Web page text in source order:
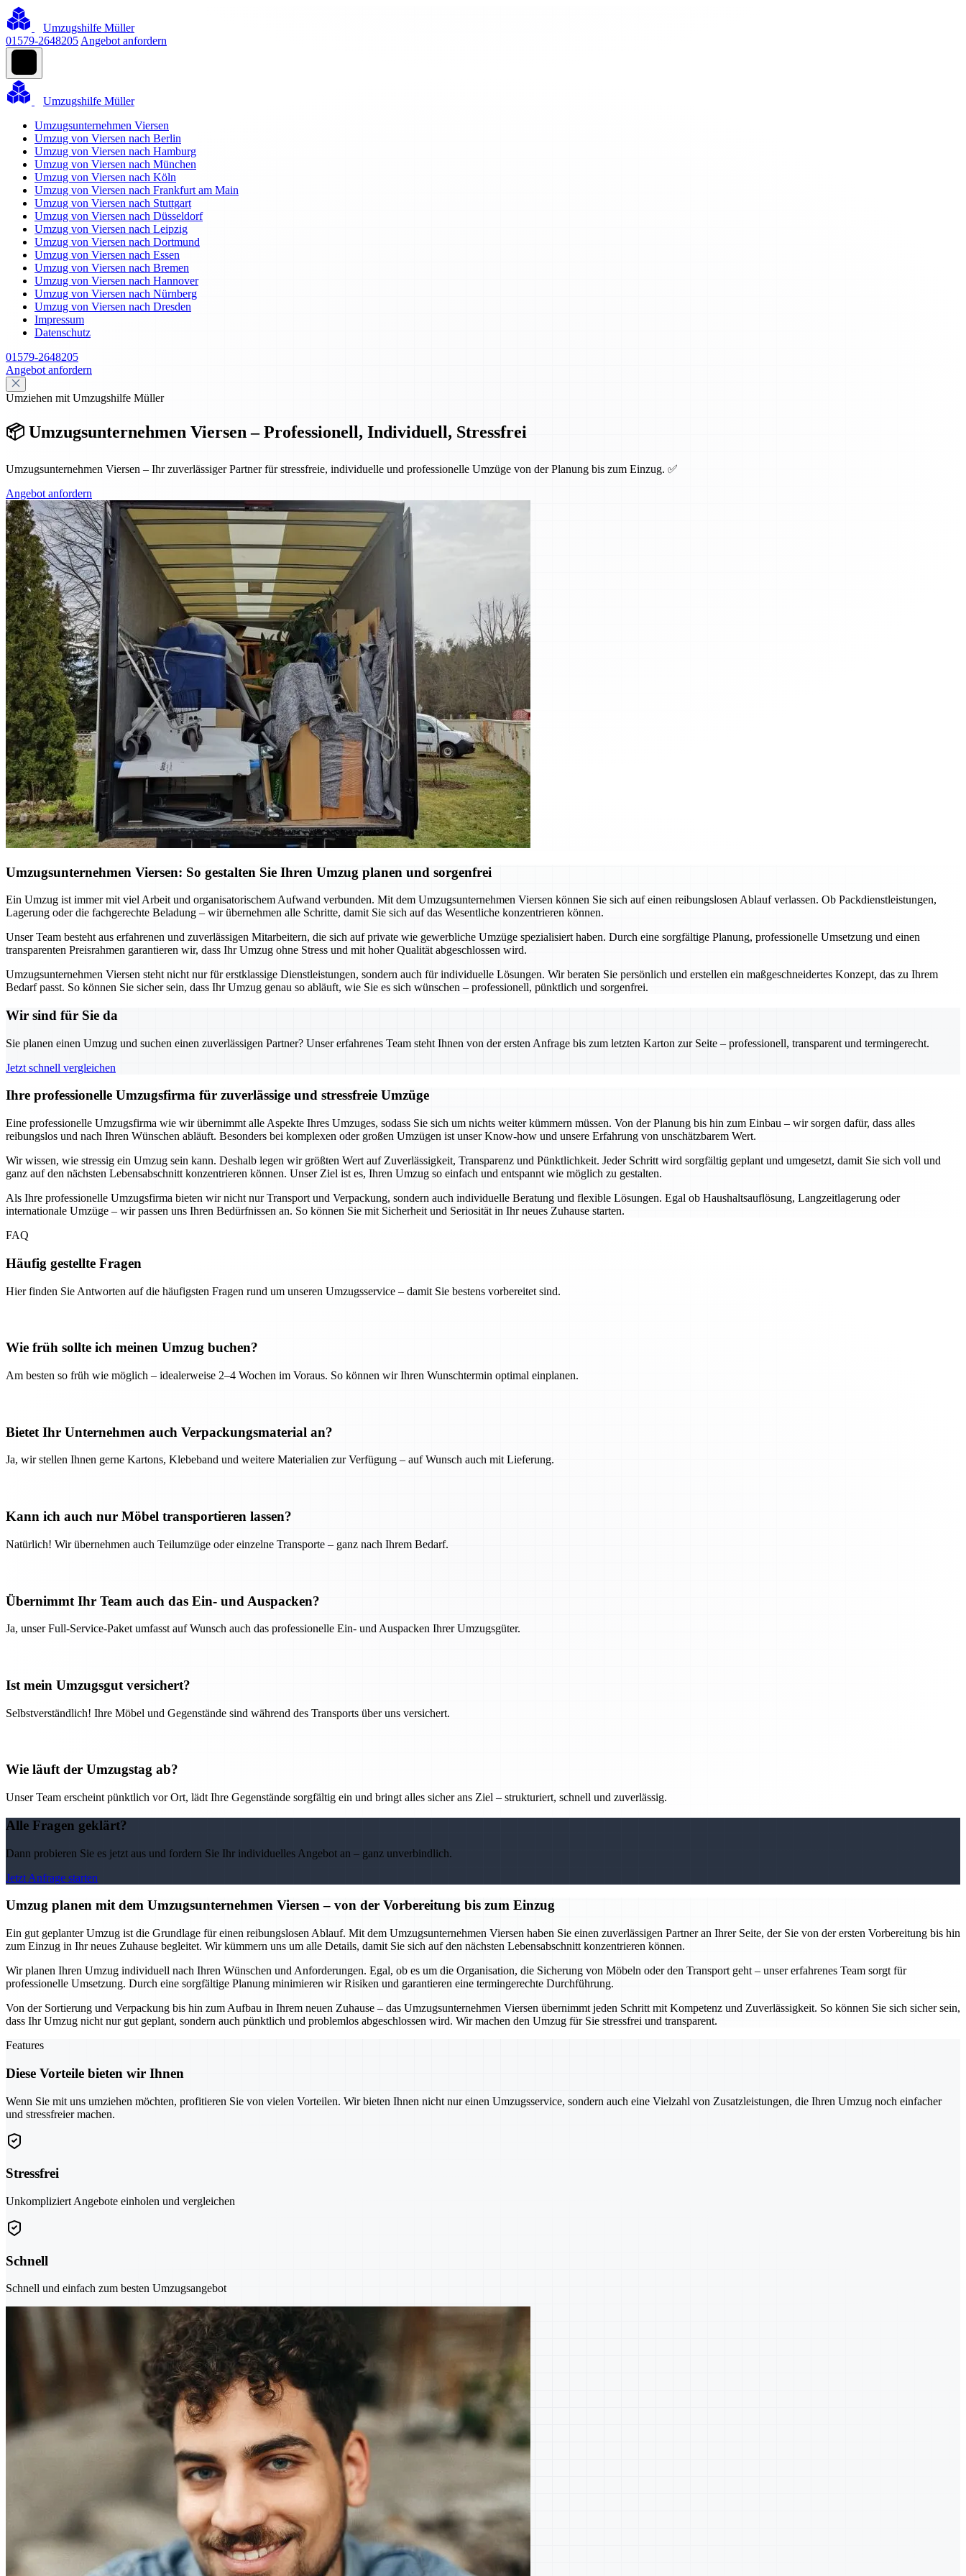
Umzugshilfe Müller
01579-2648205 Angebot anfordern
Umzugshilfe Müller
Umzugsunternehmen Viersen
Umzug von Viersen nach Berlin
Umzug von Viersen nach Hamburg
Umzug von Viersen nach München
Umzug von Viersen nach Köln
Umzug von Viersen nach Frankfurt am Main
Umzug von Viersen nach Stuttgart
Umzug von Viersen nach Düsseldorf
Umzug von Viersen nach Leipzig
Umzug von Viersen nach Dortmund
Umzug von Viersen nach Essen
Umzug von Viersen nach Bremen
Umzug von Viersen nach Hannover
Umzug von Viersen nach Nürnberg
Umzug von Viersen nach Dresden
Impressum
Datenschutz
01579-2648205
Angebot anfordern
Umziehen mit Umzugshilfe Müller
📦 Umzugsunternehmen Viersen – Professionell, Individuell, Stressfrei
Umzugsunternehmen Viersen – Ihr zuverlässiger Partner für stressfreie, individuelle und professionelle Umzüge von der Planung bis zum Einzug. ✅
Angebot anfordern
Umzugsunternehmen Viersen: So gestalten Sie Ihren Umzug planen und sorgenfrei
Ein Umzug ist immer mit viel Arbeit und organisatorischem Aufwand verbunden. Mit dem Umzugsunternehmen Viersen können Sie sich auf einen reibungslosen Ablauf verlassen. Ob Packdienstleistungen,
Lagerung oder die fachgerechte Beladung – wir übernehmen alle Schritte, damit Sie sich auf das Wesentliche konzentrieren können.
Unser Team besteht aus erfahrenen und zuverlässigen Mitarbeitern, die sich auf private wie gewerbliche Umzüge spezialisiert haben. Durch eine sorgfältige Planung, professionelle Umsetzung und einen
transparenten Preisrahmen garantieren wir, dass Ihr Umzug ohne Stress und mit hoher Qualität abgeschlossen wird.
Umzugsunternehmen Viersen steht nicht nur für erstklassige Dienstleistungen, sondern auch für individuelle Lösungen. Wir beraten Sie persönlich und erstellen ein maßgeschneidertes Konzept, das zu Ihrem
Bedarf passt. So können Sie sicher sein, dass Ihr Umzug genau so abläuft, wie Sie es sich wünschen – professionell, pünktlich und sorgenfrei.
Wir sind für Sie da
Sie planen einen Umzug und suchen einen zuverlässigen Partner? Unser erfahrenes Team steht Ihnen von der ersten Anfrage bis zum letzten Karton zur Seite – professionell, transparent und termingerecht.
Jetzt schnell vergleichen
Ihre professionelle Umzugsfirma für zuverlässige und stressfreie Umzüge
Eine professionelle Umzugsfirma wie wir übernimmt alle Aspekte Ihres Umzuges, sodass Sie sich um nichts weiter kümmern müssen. Von der Planung bis hin zum Einbau – wir sorgen dafür, dass alles
reibungslos und nach Ihren Wünschen abläuft. Besonders bei komplexen oder großen Umzügen ist unser Know-how und unsere Erfahrung von unschätzbarem Wert.
Wir wissen, wie stressig ein Umzug sein kann. Deshalb legen wir größten Wert auf Zuverlässigkeit, Transparenz und Pünktlichkeit. Jeder Schritt wird sorgfältig geplant und umgesetzt, damit Sie sich voll und
ganz auf den nächsten Lebensabschnitt konzentrieren können. Unser Ziel ist es, Ihren Umzug so einfach und entspannt wie möglich zu gestalten.
Als Ihre professionelle Umzugsfirma bieten wir nicht nur Transport und Verpackung, sondern auch individuelle Beratung und flexible Lösungen. Egal ob Haushaltsauflösung, Langzeitlagerung oder
internationale Umzüge – wir passen uns Ihren Bedürfnissen an. So können Sie mit Sicherheit und Seriosität in Ihr neues Zuhause starten.
FAQ
Häufig gestellte Fragen
Hier finden Sie Antworten auf die häufigsten Fragen rund um unseren Umzugsservice – damit Sie bestens vorbereitet sind.
Wie früh sollte ich meinen Umzug buchen?
Am besten so früh wie möglich – idealerweise 2–4 Wochen im Voraus. So können wir Ihren Wunschtermin optimal einplanen.
Bietet Ihr Unternehmen auch Verpackungsmaterial an?
Ja, wir stellen Ihnen gerne Kartons, Klebeband und weitere Materialien zur Verfügung – auf Wunsch auch mit Lieferung.
Kann ich auch nur Möbel transportieren lassen?
Natürlich! Wir übernehmen auch Teilumzüge oder einzelne Transporte – ganz nach Ihrem Bedarf.
Übernimmt Ihr Team auch das Ein- und Auspacken?
Ja, unser Full-Service-Paket umfasst auf Wunsch auch das professionelle Ein- und Auspacken Ihrer Umzugsgüter.
Ist mein Umzugsgut versichert?
Selbstverständlich! Ihre Möbel und Gegenstände sind während des Transports über uns versichert.
Wie läuft der Umzugstag ab?
Unser Team erscheint pünktlich vor Ort, lädt Ihre Gegenstände sorgfältig ein und bringt alles sicher ans Ziel – strukturiert, schnell und zuverlässig.
Alle Fragen geklärt?
Dann probieren Sie es jetzt aus und fordern Sie Ihr individuelles Angebot an – ganz unverbindlich.
Jetzt Anfrage starten
Umzug planen mit dem Umzugsunternehmen Viersen – von der Vorbereitung bis zum Einzug
Ein gut geplanter Umzug ist die Grundlage für einen reibungslosen Ablauf. Mit dem Umzugsunternehmen Viersen haben Sie einen zuverlässigen Partner an Ihrer Seite, der Sie von der ersten Vorbereitung bis hin
zum Einzug in Ihr neues Zuhause begleitet. Wir kümmern uns um alle Details, damit Sie sich auf den nächsten Lebensabschnitt konzentrieren können.
Wir planen Ihren Umzug individuell nach Ihren Wünschen und Anforderungen. Egal, ob es um die Organisation, die Sicherung von Möbeln oder den Transport geht – unser erfahrenes Team sorgt für
professionelle Umsetzung. Durch eine sorgfältige Planung minimieren wir Risiken und garantieren eine termingerechte Durchführung.
Von der Sortierung und Verpackung bis hin zum Aufbau in Ihrem neuen Zuhause – das Umzugsunternehmen Viersen übernimmt jeden Schritt mit Kompetenz und Zuverlässigkeit. So können Sie sich sicher sein,
dass Ihr Umzug nicht nur gut geplant, sondern auch pünktlich und problemlos abgeschlossen wird. Wir machen den Umzug für Sie stressfrei und transparent.
Features
Diese Vorteile bieten wir Ihnen
Wenn Sie mit uns umziehen möchten, profitieren Sie von vielen Vorteilen. Wir bieten Ihnen nicht nur einen Umzugsservice, sondern auch eine Vielzahl von Zusatzleistungen, die Ihren Umzug noch einfacher
und stressfreier machen.
Stressfrei
Unkompliziert Angebote einholen und vergleichen
Schnell
Schnell und einfach zum besten Umzugsangebot